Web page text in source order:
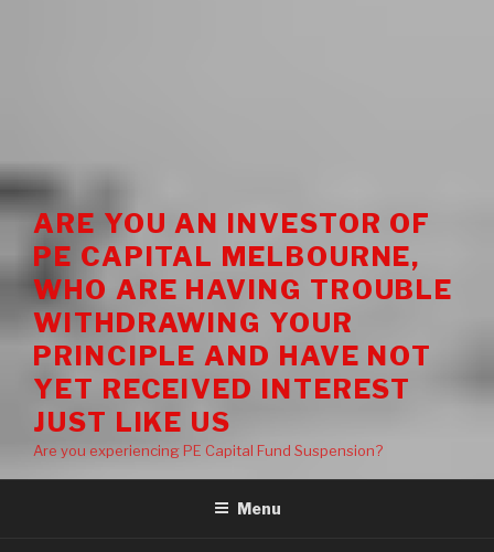
ARE YOU AN INVESTOR OF
PE CAPITAL MELBOURNE,
WHO ARE HAVING TROUBLE
WITHDRAWING YOUR
PRINCIPLE AND HAVE NOT
YET RECEIVED INTEREST
JUST LIKE US
Are you experiencing PE Capital Fund Suspension?
Menu